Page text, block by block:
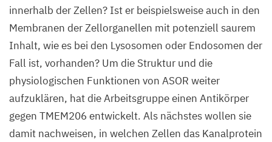
innerhalb der Zellen? Ist er beispielsweise auch in den
Membranen der Zellorganellen mit potenziell saurem
Inhalt, wie es bei den Lysosomen oder Endosomen der
Fall ist, vorhanden? Um die Struktur und die
physiologischen Funktionen von ASOR weiter
aufzuklären, hat die Arbeitsgruppe einen Antikörper
gegen TMEM206 entwickelt. Als nächstes wollen sie
damit nachweisen, in welchen Zellen das Kanalprotein